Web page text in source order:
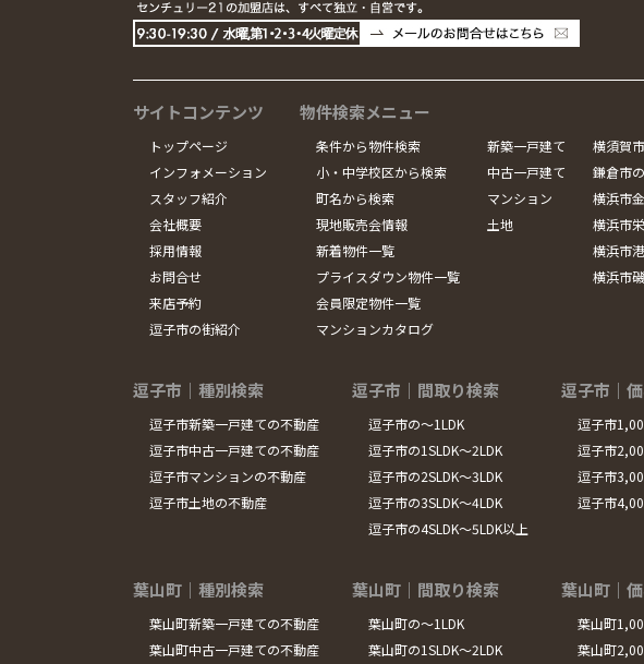
サイトコンテンツ
トップページ
インフォメーション
スタッフ紹介
会社概要
採用情報
お問合せ
来店予約
逗子市の街紹介
物件検索メニュー
条件から物件検索
小・中学校区から検索
町名から検索
現地販売会情報
新着物件一覧
プライスダウン物件一覧
会員限定物件一覧
マンションカタログ
新築一戸建て
中古一戸建て
マンション
土地
横須賀
鎌倉市
横浜市
横浜市
横浜市
横浜市
逗子市｜種別検索
逗子市新築一戸建ての不動産
逗子市中古一戸建ての不動産
逗子市マンションの不動産
逗子市土地の不動産
逗子市｜間取り検索
逗子市の～1LDK
逗子市の1SLDK～2LDK
逗子市の2SLDK～3LDK
逗子市の3SLDK～4LDK
逗子市の4SLDK～5LDK以上
逗子市｜
逗子市
逗子市
逗子市
逗子市
葉山町｜種別検索
葉山町新築一戸建ての不動産
葉山町中古一戸建ての不動産
葉山町｜間取り検索
葉山町の～1LDK
葉山町の1SLDK～2LDK
葉山町｜
葉山町
葉山町